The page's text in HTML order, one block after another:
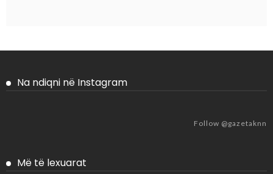
Na ndiqni në Instagram
Follow @gazetaknn
Më të lexuarat